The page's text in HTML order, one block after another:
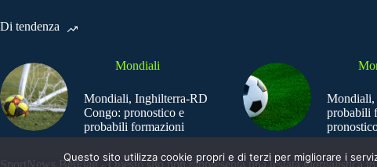
Di tendenza
Mondiali
Mondiali, Inghilterra-RD
Congo: pronostico e
probabili formazioni
Mondiali,
probabili
Questo sito utilizza cookie propri e di terzi per migliorare i